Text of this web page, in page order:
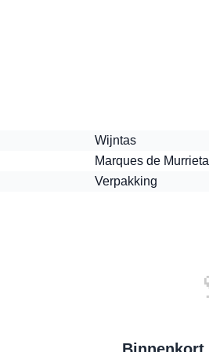
Wijntas
Marques de Murrieta
Verpakking